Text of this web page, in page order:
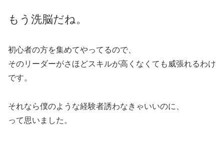
もう洗脳だね。
初心者の方を集めてやってるので、
そのリーダーがさほどスキルが高くなくても威張れるわけ
です。
それなら僕のような経験者誘わなきゃいいのに、
って思いました。